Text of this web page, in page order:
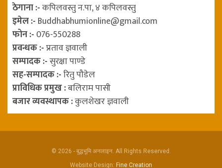
ठेगाना :-कपिलवस्तु न.पा, ४ कपिलवस्तु
इमेल :- Buddhabhumionline@gmail.com
फोन :- 076-550288
प्रवन्धक :-प्रताव ज्ञवाली
सम्पादक :-सुरक्षा पाण्डे
सह-सम्पादक :-रितु पौडेल
प्राविधिक प्रमुख :बलिराम पासी
बजार व्यवस्थापक :कुलशेखर ज्ञवाली
© 2026 - बुद्धभूमि अनलाइन. All Rights Reserved.
Website Design: Fine Creation